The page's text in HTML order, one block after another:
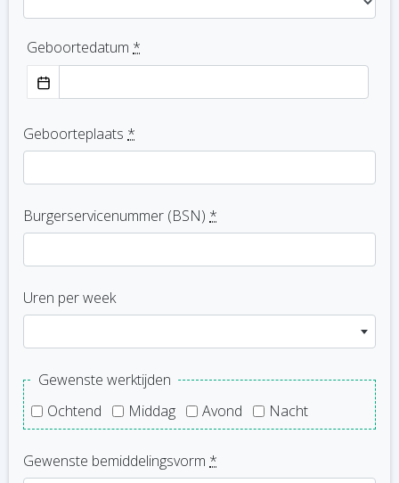
Geboortedatum *
Geboorteplaats *
Burgerservicenummer (BSN) *
Uren per week
Gewenste werktijden
Ochtend
Middag Avond Nacht
Gewenste bemiddelingsvorm *